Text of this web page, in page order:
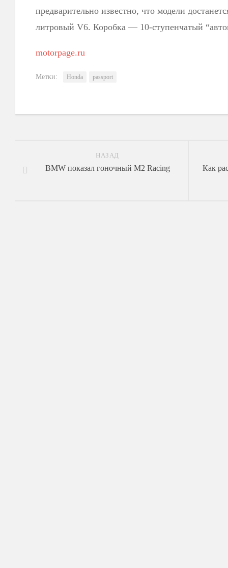
предварительно известно, что модели
литровый V6. Коробка — 10-ступенчатый
motorpage.ru
Метки: Honda passport
Как
НАЗАД
BMW показал гоночный M2 Racing